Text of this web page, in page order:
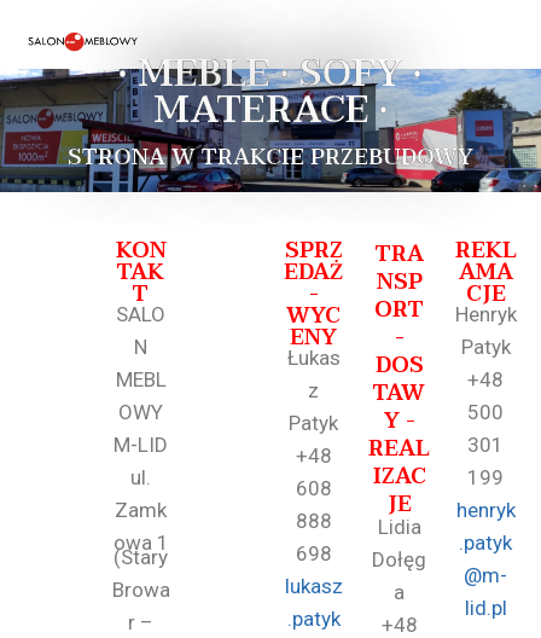
• MEBLE • SOFY •
MATERACE •
STRONA W TRAKCIE PRZEBUDOWY
KON
TAK
T
SALO
N
MEBL
OWY
M-LID
ul.
Zamk
owa 1
(Stary
Browa
r –
SPRZ
EDAŻ
-
WYC
ENY
Łukas
z
Patyk
+48
608
888
698
lukasz
.patyk
TRA
NSP
ORT
-
DOS
TAW
Y -
REAL
IZAC
JE
Lidia
Dołęg
a
+48
REKL
AMA
CJE
Henryk
Patyk
+48
500
301
199
henryk
.patyk
@m-
lid.pl